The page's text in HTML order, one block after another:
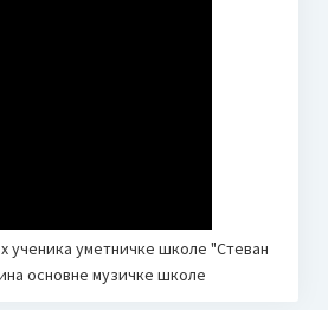
за 2020.
годину
ученика уметничке школе "Стеван
основне музичке школе